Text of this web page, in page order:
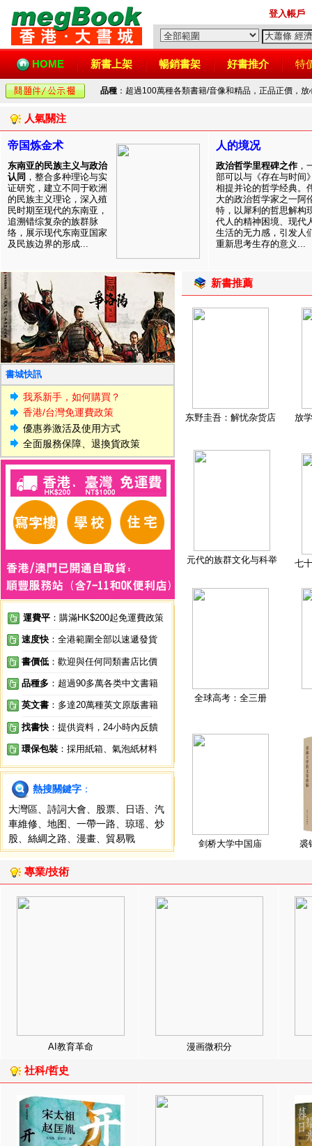
登入帳戶
HOME 新書上架 暢銷書架 好書推介 特
品種 ：超過100萬種各類書籍/音像和精品，正品正價，
人氣關注
帝国炼金术
东南亚的民族主义与政治
认同 ，整合多种理论与实
证研究，建立不同于欧洲
的民族主义理论，深入殖
民时期至现代的东南亚，
追溯错综复杂的族群脉
络，展示现代东南亚国家
及民族边界的形成...
人的境况
政治哲学里程碑之作 ，
部可以与《存在与时间
相提并论的哲学经典。
大的政治哲学家之一阿
特，以犀利的哲思解构
代人的精神困境、现代
生活的无力感，引发人
重新思考生存的意义...
書城快訊
我系新手，如何購買？
香港/台灣免運費政策
優惠券激活及使用方式
全面服務保障、退換貨政策
運費平 ：購滿HK$200起免運費政策
速度快 ：全港範圍全部以速遞發貨
書價低 ：歡迎與任何同類書店比價
品種多 ：超過90多萬各类中文書籍
英文書 ：多達20萬種英文原版書籍
找書快 ：提供資料，24小時內反饋
環保包裝 ：採用紙箱、氣泡紙材料
熱搜關鍵字 ：
大灣區
詩詞大會 股票 日语
汽
車維修
地图 一帶一路 琼瑶
炒
股
絲綢之路 漫畫 貿易戰
新書推薦
东野圭吾：解忧杂货店 放
元代的族群文化与科举 七
全球高考：全三册
剑桥大学中国庙 裘
專業/技術
AI教育革命 漫画微积分
社科/哲史